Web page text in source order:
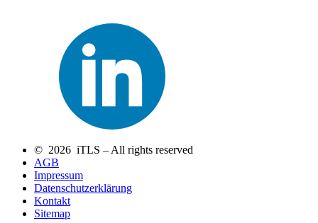
© 2026 iTLS – All rights reserved
AGB
Impressum
Datenschutzerklärung
Kontakt
Sitemap